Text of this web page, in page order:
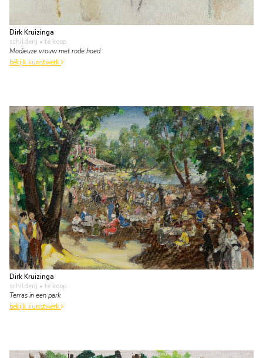
Dirk Kruizinga
schilderij • te koop
Modieuze vrouw met rode hoed
bekijk kunstwerk
Dirk Kruizinga
schilderij • te koop
Terras in een park
bekijk kunstwerk